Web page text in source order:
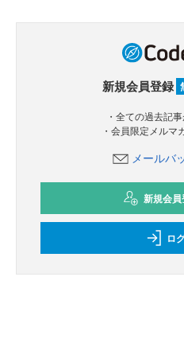
新規会員登録
・全ての過去記
・会員限定メルマ
メールバ
新規会
ロ